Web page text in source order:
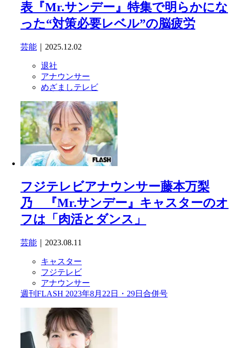
表『Mr.サンデー』特集で明らかにな
った“対策必要レベル”の脳疲労
芸能 ｜2025.12.02
退社
アナウンサー
めざましテレビ
フジテレビアナウンサー藤本万梨
乃 『Mr.サンデー』キャスターのオ
フは「肉活とダンス」
芸能 ｜2023.08.11
キャスター
フジテレビ
アナウンサー
週刊FLASH 2023年8月22日・29日合併号